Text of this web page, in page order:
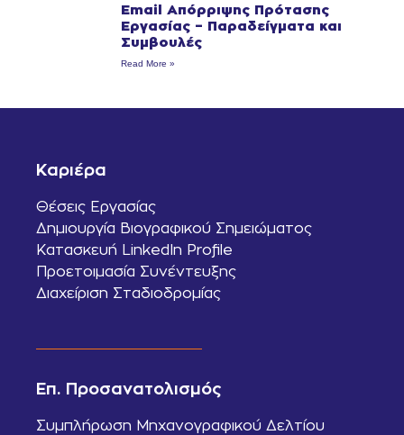
Email Απόρριψης Πρότασης
Εργασίας – Παραδείγματα και
Συμβουλές
Read More »
Καριέρα
Θέσεις Εργασίας
Δημιουργία Βιογραφικού Σημειώματος
Κατασκευή LinkedIn Profile
Προετοιμασία Συνέντευξης
Διαχείριση Σταδιοδρομίας
Επ. Προσανατολισμός
Συμπλήρωση Μηχανογραφικού Δελτίου